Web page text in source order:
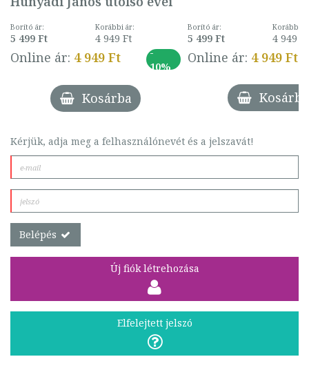
Borító ár:
5 499 Ft
Korábbi ár:
4 949 Ft
Online ár: 4 949 Ft
-
10%
Kosárba
Borító ár:
5 499 Ft
Korábbi
4 949 Ft
Online ár: 4 949 Ft
Kosárba
Kérjük, adja meg a felhasználónevét és a jelszavát!
Belépés
Új fiók létrehozása
Elfelejtett jelszó